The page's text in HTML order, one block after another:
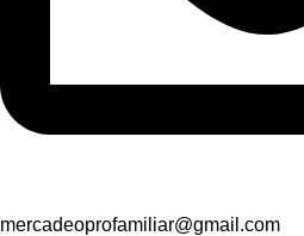
mercadeoprofamiliar@gmail.com